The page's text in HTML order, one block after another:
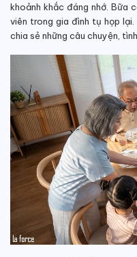
khoảnh khắc đáng nhớ. Bữa
viên trong gia đình tụ họp
chia sẻ những câu chuyện,